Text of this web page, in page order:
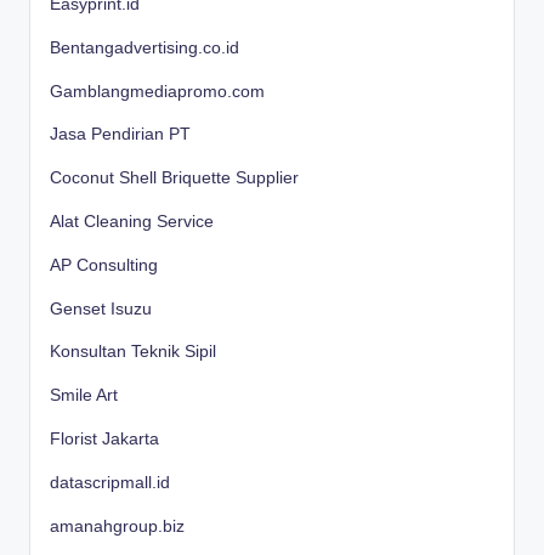
Easyprint.id
Bentangadvertising.co.id
Gamblangmediapromo.com
Jasa Pendirian PT
Coconut Shell Briquette Supplier
Alat Cleaning Service
AP Consulting
Genset Isuzu
Konsultan Teknik Sipil
Smile Art
Florist Jakarta
datascripmall.id
amanahgroup.biz